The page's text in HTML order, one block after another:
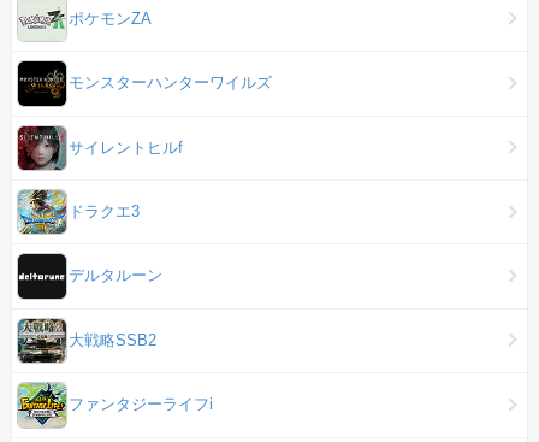
ポケモンZA
モンスターハンターワイルズ
サイレントヒルf
ドラクエ3
デルタルーン
大戦略SSB2
ファンタジーライフi